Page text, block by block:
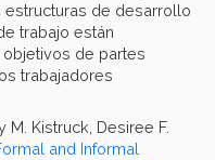
de desarrollo
trabajo están
de partes
trabajadores
M. Kistruck, Desiree F.
and Informal